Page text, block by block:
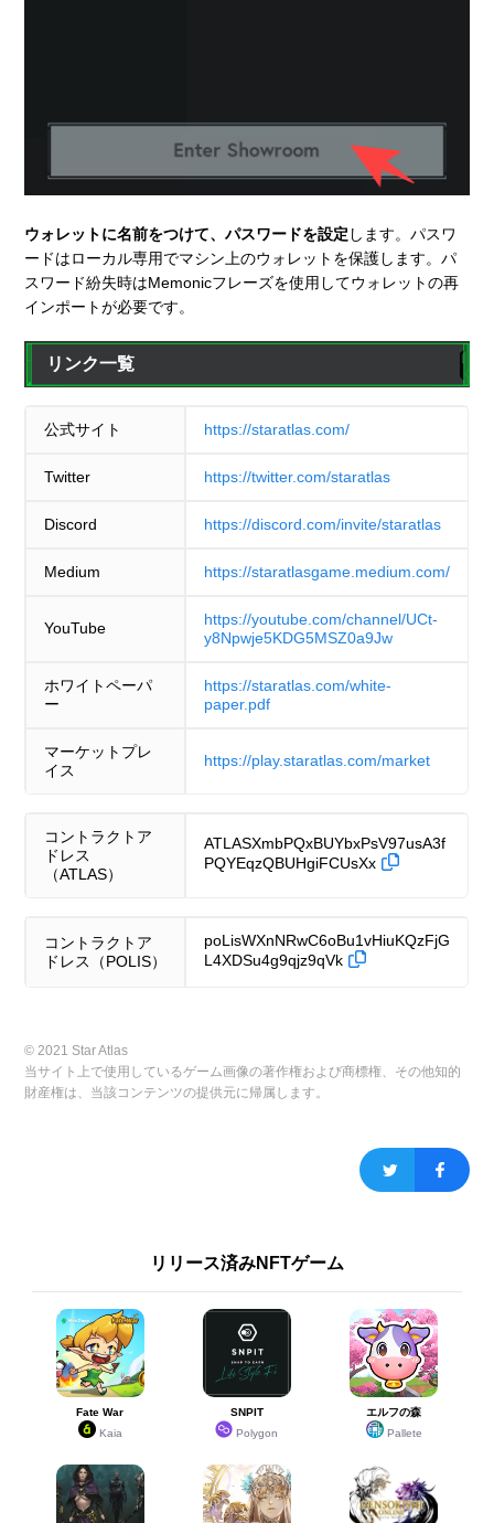
ウォレットに名前をつけて、パスワードを設定 します。パスワ
ードはローカル専用でマシン上のウォレットを保護します。パ
スワード紛失時はMemonicフレーズを使用してウォレットの再
インポートが必要です。
リンク一覧
公式サイト https://staratlas.com/
Twitter https://twitter.com/staratlas
Discord https://discord.com/invite/staratlas
Medium https://staratlasgame.medium.com/
YouTube
https://youtube.com/channel/UCt-
y8Npwje5KDG5MSZ0a9Jw
ホワイトペーパ
ー
https://staratlas.com/white-
paper.pdf
マーケットプレ
イス
https://play.staratlas.com/market
コントラクトア
ドレス
（ATLAS）
ATLASXmbPQxBUYbxPsV97usA3f
PQYEqzQBUHgiFCUsXx
コントラクトア
ドレス（POLIS）
poLisWXnNRwC6oBu1vHiuKQzFjG
L4XDSu4g9qjz9qVk
© 2021 Star Atlas
当サイト上で使用しているゲーム画像の著作権および商標権、その他知的
財産権は、当該コンテンツの提供元に帰属します。
リリース済みNFTゲーム
Fate War
Kaia
SNPIT
Polygon
エルフの森
Pallete